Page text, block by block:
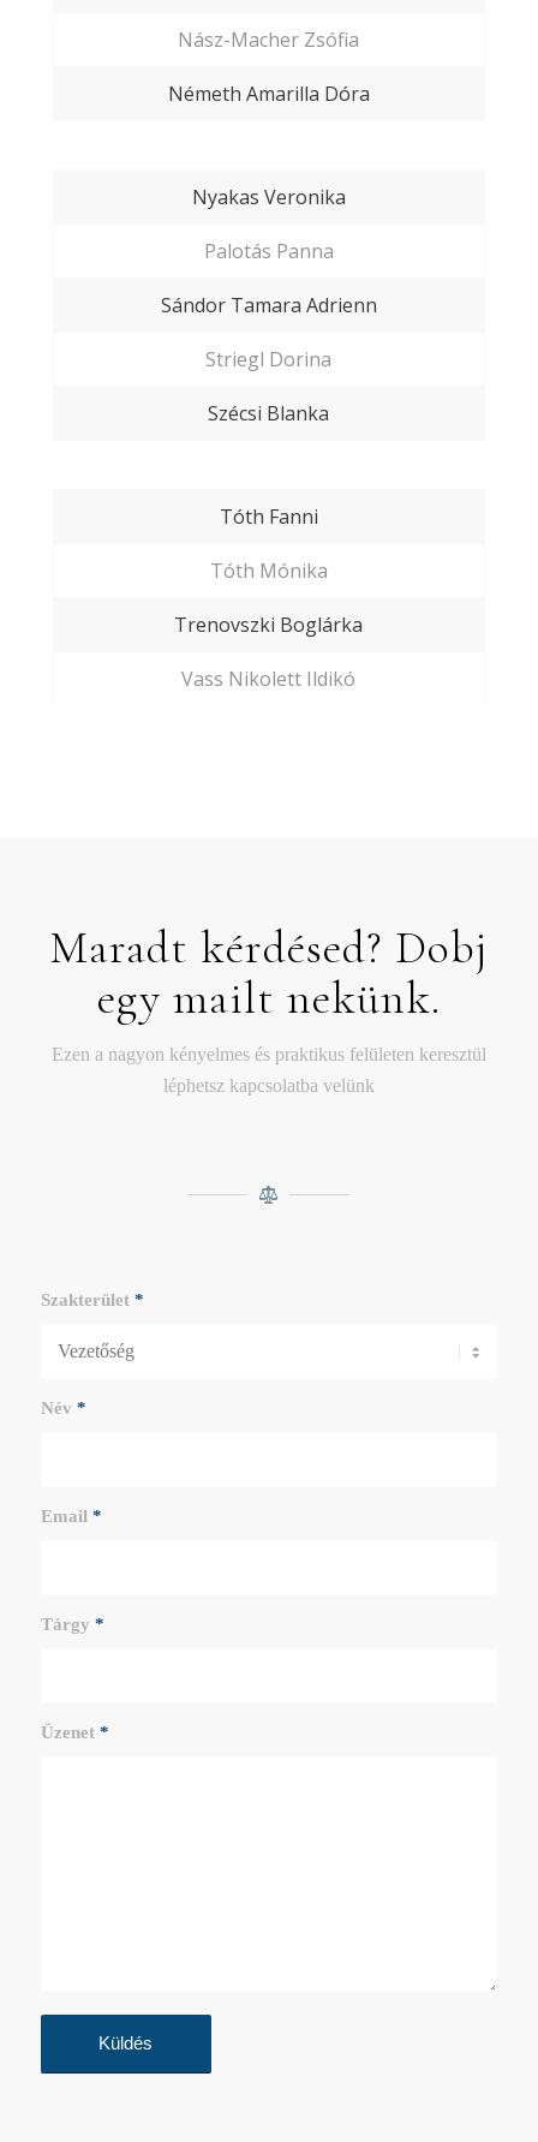
Nász-Macher Zsófia
Németh Amarilla Dóra
Nyakas Veronika
Palotás Panna
Sándor Tamara Adrienn
Striegl Dorina
Szécsi Blanka
Tóth Fanni
Tóth Mónika
Trenovszki Boglárka
Vass Nikolett Ildikó
Maradt kérdésed? Dobj
egy mailt nekünk.
Ezen a nagyon kényelmes és praktikus felületen keresztül
léphetsz kapcsolatba velünk
Szakterület *
Név *
Email *
Tárgy *
Üzenet *